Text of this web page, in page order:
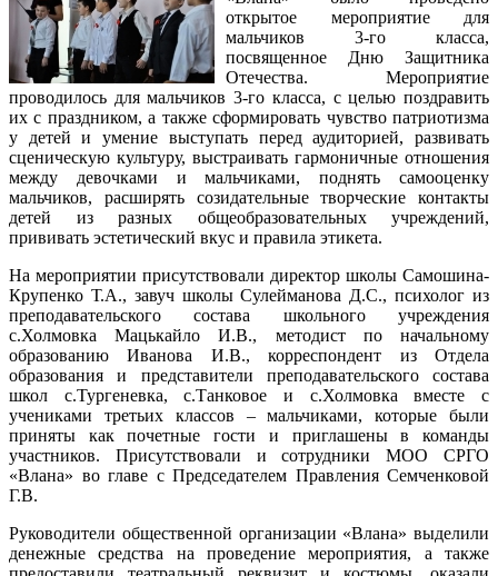
открытое мероприятие для
мальчиков 3-го класса,
посвященное Дню Защитника
Отечества. Мероприятие
проводилось для мальчиков 3-го класса, с целью поздравить
их с праздником, а также сформировать чувство патриотизма
у детей и умение выступать перед аудиторией, развивать
сценическую культуру, выстраивать гармоничные отношения
между девочками и мальчиками, поднять самооценку
мальчиков, расширять созидательные творческие контакты
детей из разных общеобразовательных учреждений,
прививать эстетический вкус и правила этикета.
На мероприятии присутствовали директор школы Самошина-
Крупенко Т.А., завуч школы Сулейманова Д.С., психолог из
преподавательского состава школьного учреждения
с.Холмовка Мацькайло И.В., методист по начальному
образованию Иванова И.В., корреспондент из Отдела
образования и представители преподавательского состава
школ с.Тургеневка, с.Танковое и с.Холмовка вместе с
учениками третьих классов – мальчиками, которые были
приняты как почетные гости и приглашены в команды
участников. Присутствовали и сотрудники МОО СРГО
«Влана» во главе с Председателем Правления Семченковой
Г.В.
Руководители общественной организации «Влана» выделили
денежные средства на проведение мероприятия, а также